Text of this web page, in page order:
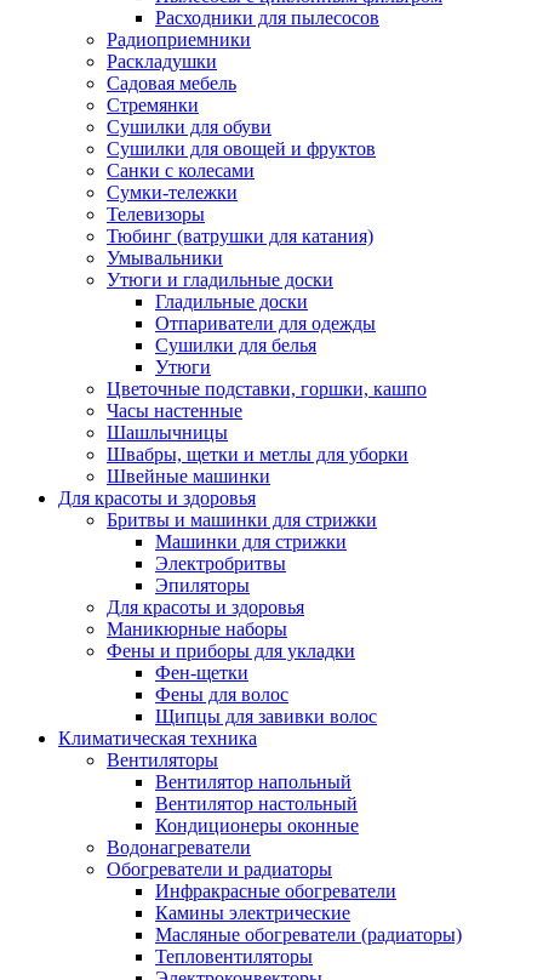
Расходники для пылесосов
Радиоприемники
Раскладушки
Садовая мебель
Стремянки
Сушилки для обуви
Сушилки для овощей и фруктов
Санки с колесами
Сумки-тележки
Телевизоры
Тюбинг (ватрушки для катания)
Умывальники
Утюги и гладильные доски
Гладильные доски
Отпариватели для одежды
Сушилки для белья
Утюги
Цветочные подставки, горшки, кашпо
Часы настенные
Шашлычницы
Швабры, щетки и метлы для уборки
Швейные машинки
Для красоты и здоровья
Бритвы и машинки для стрижки
Машинки для стрижки
Электробритвы
Эпиляторы
Для красоты и здоровья
Маникюрные наборы
Фены и приборы для укладки
Фен-щетки
Фены для волос
Щипцы для завивки волос
Климатическая техника
Вентиляторы
Вентилятор напольный
Вентилятор настольный
Кондиционеры оконные
Водонагреватели
Обогреватели и радиаторы
Инфракрасные обогреватели
Камины электрические
Масляные обогреватели (радиаторы)
Тепловентиляторы